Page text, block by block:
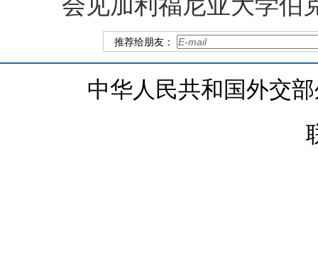
推荐给朋友：
中华人民共和国外交